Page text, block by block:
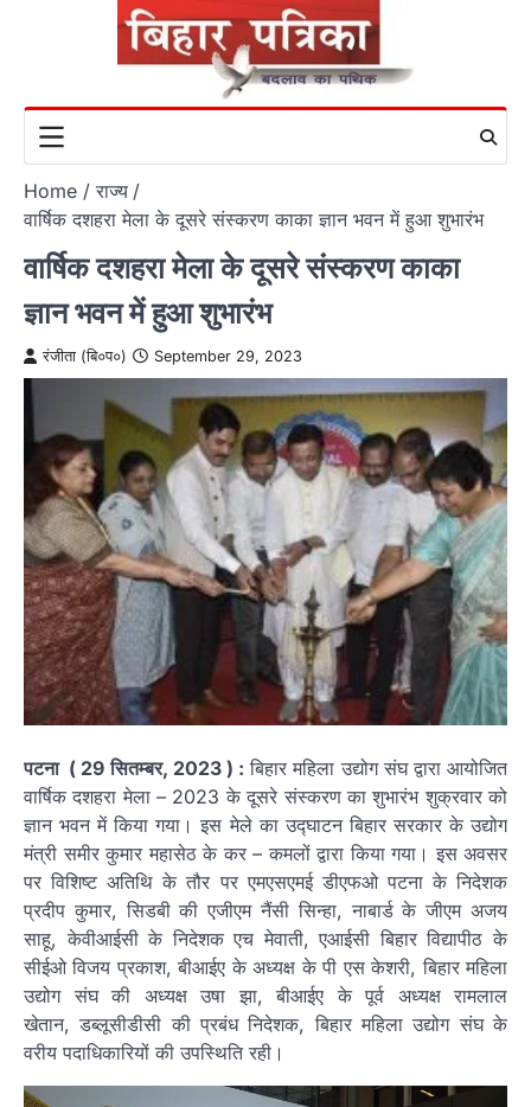
Home
राज्य
वार्षिक दशहरा मेला के दूसरे संस्करण काका ज्ञान भवन में हुआ शुभारंभ
वार्षिक दशहरा मेला के दूसरे संस्करण काका
ज्ञान भवन में हुआ शुभारंभ
रंजीता (बि०प०) September 29, 2023
पटना ( 29 सितम्बर, 2023 ) : बिहार महिला उद्योग संघ द्वारा आयोजित
वार्षिक दशहरा मेला – 2023 के दूसरे संस्करण का शुभारंभ शुक्रवार को
ज्ञान भवन में किया गया। इस मेले का उद्घाटन बिहार सरकार के उद्योग
मंत्री समीर कुमार महासेठ के कर – कमलों द्वारा किया गया। इस अवसर
पर विशिष्ट अतिथि के तौर पर एमएसएमई डीएफओ पटना के निदेशक
प्रदीप कुमार, सिडबी की एजीएम नैंसी सिन्हा, नाबार्ड के जीएम अजय
साहू, केवीआईसी के निदेशक एच मेवाती, एआईसी बिहार विद्यापीठ के
सीईओ विजय प्रकाश, बीआईए के अध्यक्ष के पी एस केशरी, बिहार महिला
उद्योग संघ की अध्यक्ष उषा झा, बीआईए के पूर्व अध्यक्ष रामलाल
खेतान, डब्लूसीडीसी की प्रबंध निदेशक, बिहार महिला उद्योग संघ के
वरीय पदाधिकारियों की उपस्थिति रही।